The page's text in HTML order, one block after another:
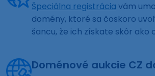
Špeciálna registrácia vám
domény, ktoré sa čoskoro
šancu, že ich získate skôr ako
Doménové aukcie CZ